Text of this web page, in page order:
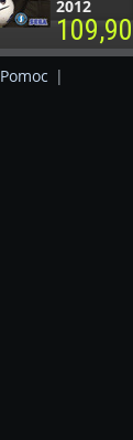
2012
109,90
Pomoc |